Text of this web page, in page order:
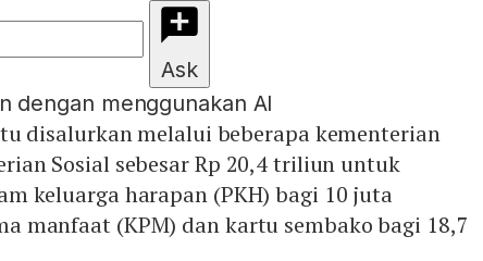
Ask
dengan menggunakan AI
disalurkan melalui beberapa kementerian
Sosial sebesar Rp 20,4 triliun untuk
keluarga harapan (PKH) bagi 10 juta
manfaat (KPM) dan kartu sembako bagi 18,7